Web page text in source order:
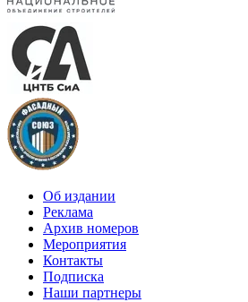
Об издании
Реклама
Архив номеров
Мероприятия
Контакты
Подписка
Наши партнеры